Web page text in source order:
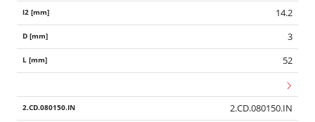
14.2
3
52
2.CD.080150.IN